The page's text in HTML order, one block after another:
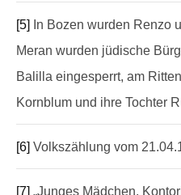
[5]
In Bozen wurden Renzo
Meran wurden jüdische
Balilla eingesperrt, am
Kornblum und ihre Tochter
[6] Volkszählung vom
[7] „Junges Mädchen,